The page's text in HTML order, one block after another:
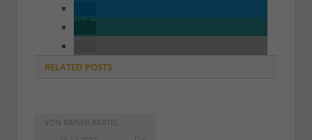
RELATED POSTS
VON RAINER BARTEL